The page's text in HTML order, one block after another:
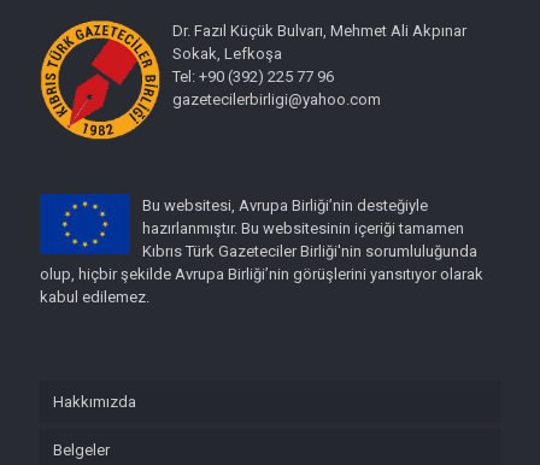
Dr. Fazıl Küçük Bulvarı, Mehmet Ali Akpınar
Sokak, Lefkoşa
Tel: +90 (392) 225 77 96
gazetecilerbirligi@yahoo.com
Bu websitesi, Avrupa Birliği’nin desteğiyle
hazırlanmıştır. Bu websitesinin içeriği tamamen
Kıbrıs Türk Gazeteciler Birliği'nin sorumluluğunda
olup, hiçbir şekilde Avrupa Birliği’nin görüşlerini yansıtıyor olarak
kabul edilemez.
Hakkımızda
Belgeler